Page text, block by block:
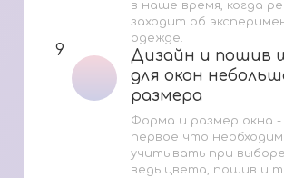
в наше время, когда
заходит об
одежде.
9
Дизайн и пошив
для окон
размера
Дизайн и пошив
для окон
размера
Форма и размер окна
первое что
учитывать при
ведь цвета, пошив и